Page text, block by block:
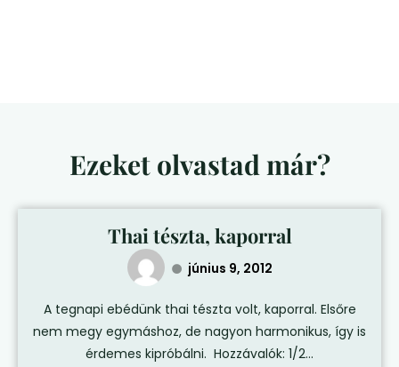
Ezeket olvastad már?
Thai tészta, kaporral
június 9, 2012
A tegnapi ebédünk thai tészta volt, kaporral. Elsőre
nem megy egymáshoz, de nagyon harmonikus, így is
érdemes kipróbálni. Hozzávalók: 1/2...